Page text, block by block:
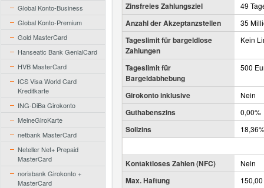
Global Konto-Business
Global Konto-Premium
Gold MasterCard
Hanseatic Bank GenialCard
HVB MasterCard
ICS Visa World Card
Kreditkarte
ING-DiBa Girokonto
MeineGiroKarte
netbank MasterCard
Neteller Net+ Prepaid
MasterCard
norisbank Girokonto +
MasterCard
Zinsfreies Zahlungsziel 49
Anzahl der Akzeptanzstellen 35
Tageslimit für bargeldlose
Zahlungen
Kein
Tageslimit für
Bargeldabhebung
500
Girokonto inklusive Nein
Guthabenszins 0,00%
Sollzins
Kontaktloses Zahlen (NFC) Nein
Max. Haftung